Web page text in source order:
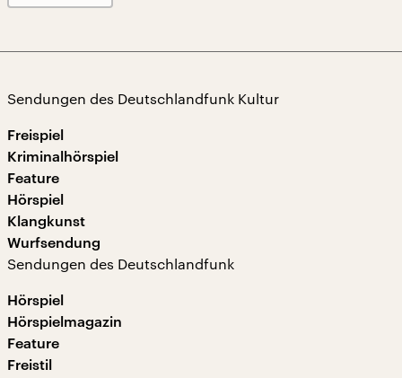
Sendungen des Deutschlandfunk Kultur
Freispiel
Kriminalhörspiel
Feature
Hörspiel
Klangkunst
Wurfsendung
Sendungen des Deutschlandfunk
Hörspiel
Hörspielmagazin
Feature
Freistil